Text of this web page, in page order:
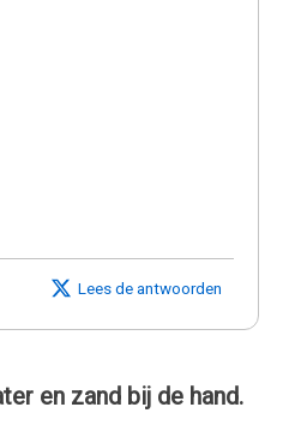
Lees de antwoorden
en zand bij de hand.